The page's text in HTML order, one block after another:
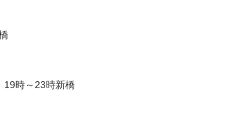
19時～23時新橋